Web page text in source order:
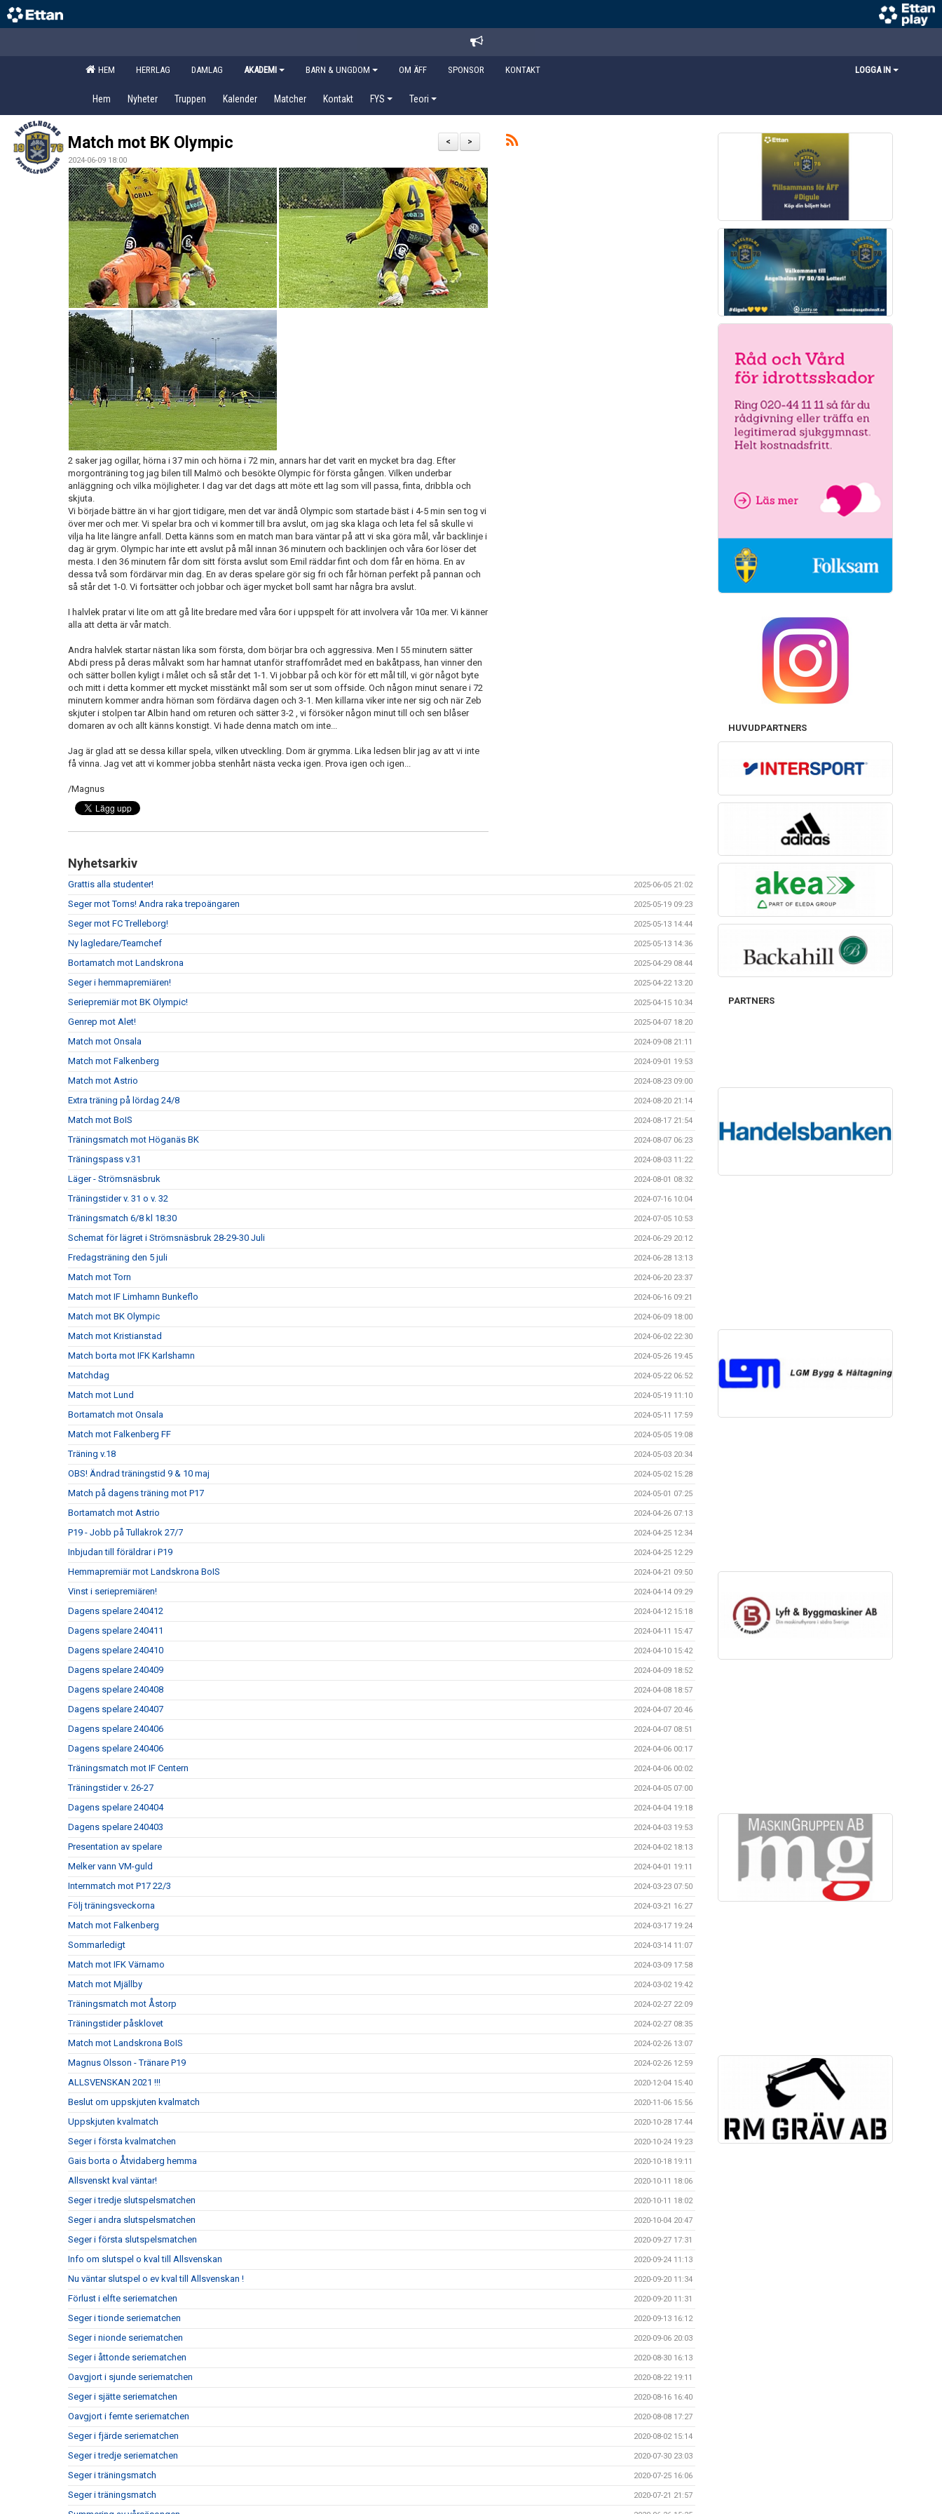
HEM HERRLAG DAMLAG AKADEMI BARN & UNGDOM OM ÄFF SPONSOR KONTAKT LOGGA IN
Hem Nyheter Truppen Kalender Matcher Kontakt FYS Teori
>
<
Match mot BK Olympic
2024-06-09 18:00
2 saker jag ogillar, hörna i 37 min och hörna i 72 min, annars har det varit en mycket bra dag. Efter
morgonträning tog jag bilen till Malmö och besökte Olympic för första gången. Vilken underbar
anläggning och vilka möjligheter. I dag var det dags att möte ett lag som vill passa, finta, dribbla och
skjuta.
Vi började bättre än vi har gjort tidigare, men det var ändå Olympic som startade bäst i 4-5 min sen tog vi
över mer och mer. Vi spelar bra och vi kommer till bra avslut, om jag ska klaga och leta fel så skulle vi
vilja ha lite längre anfall. Detta känns som en match man bara väntar på att vi ska göra mål, vår backlinje i
dag är grym. Olympic har inte ett avslut på mål innan 36 minutern och backlinjen och våra 6or löser det
mesta. I den 36 minutern får dom sitt första avslut som Emil räddar fint och dom får en hörna. En av
dessa två som fördärvar min dag. En av deras spelare gör sig fri och får hörnan perfekt på pannan och
så står det 1-0. Vi fortsätter och jobbar och äger mycket boll samt har några bra avslut.
I halvlek pratar vi lite om att gå lite bredare med våra 6or i uppspelt för att involvera vår 10a mer. Vi känner
alla att detta är vår match.
Andra halvlek startar nästan lika som första, dom börjar bra och aggressiva. Men I 55 minutern sätter
Abdi press på deras målvakt som har hamnat utanför straffområdet med en bakåtpass, han vinner den
och sätter bollen kyligt i målet och så står det 1-1. Vi jobbar på och kör för ett mål till, vi gör något byte
och mitt i detta kommer ett mycket misstänkt mål som ser ut som offside. Och någon minut senare i 72
minutern kommer andra hörnan som fördärva dagen och 3-1. Men killarna viker inte ner sig och när Zeb
skjuter i stolpen tar Albin hand om returen och sätter 3-2 , vi försöker någon minut till och sen blåser
domaren av och allt känns konstigt. Vi hade denna match om inte...
Jag är glad att se dessa killar spela, vilken utveckling. Dom är grymma. Lika ledsen blir jag av att vi inte
få vinna. Jag vet att vi kommer jobba stenhårt nästa vecka igen. Prova igen och igen...
/Magnus
Nyhetsarkiv
Grattis alla studenter! 2025-06-05 21:02
Seger mot Torns! Andra raka trepoängaren 2025-05-19 09:23
Seger mot FC Trelleborg! 2025-05-13 14:44
Ny lagledare/Teamchef 2025-05-13 14:36
Bortamatch mot Landskrona 2025-04-29 08:44
Seger i hemmapremiären! 2025-04-22 13:20
Seriepremiär mot BK Olympic! 2025-04-15 10:34
Genrep mot Alet! 2025-04-07 18:20
Match mot Onsala 2024-09-08 21:11
Match mot Falkenberg 2024-09-01 19:53
Match mot Astrio 2024-08-23 09:00
Extra träning på lördag 24/8 2024-08-20 21:14
Match mot BoIS 2024-08-17 21:54
Träningsmatch mot Höganäs BK 2024-08-07 06:23
Träningspass v.31 2024-08-03 11:22
Läger - Strömsnäsbruk 2024-08-01 08:32
Träningstider v. 31 o v. 32 2024-07-16 10:04
Träningsmatch 6/8 kl 18:30 2024-07-05 10:53
Schemat för lägret i Strömsnäsbruk 28-29-30 Juli 2024-06-29 20:12
Fredagsträning den 5 juli 2024-06-28 13:13
Match mot Torn 2024-06-20 23:37
Match mot IF Limhamn Bunkeflo 2024-06-16 09:21
Match mot BK Olympic 2024-06-09 18:00
Match mot Kristianstad 2024-06-02 22:30
Match borta mot IFK Karlshamn 2024-05-26 19:45
Matchdag 2024-05-22 06:52
Match mot Lund 2024-05-19 11:10
Bortamatch mot Onsala 2024-05-11 17:59
Match mot Falkenberg FF 2024-05-05 19:08
Träning v.18 2024-05-03 20:34
OBS! Ändrad träningstid 9 & 10 maj 2024-05-02 15:28
Match på dagens träning mot P17 2024-05-01 07:25
Bortamatch mot Astrio 2024-04-26 07:13
P19 - Jobb på Tullakrok 27/7 2024-04-25 12:34
Inbjudan till föräldrar i P19 2024-04-25 12:29
Hemmapremiär mot Landskrona BoIS 2024-04-21 09:50
Vinst i seriepremiären! 2024-04-14 09:29
Dagens spelare 240412 2024-04-12 15:18
Dagens spelare 240411 2024-04-11 15:47
Dagens spelare 240410 2024-04-10 15:42
Dagens spelare 240409 2024-04-09 18:52
Dagens spelare 240408 2024-04-08 18:57
Dagens spelare 240407 2024-04-07 20:46
Dagens spelare 240406 2024-04-07 08:51
Dagens spelare 240406 2024-04-06 00:17
Träningsmatch mot IF Centern 2024-04-06 00:02
Träningstider v. 26-27 2024-04-05 07:00
Dagens spelare 240404 2024-04-04 19:18
Dagens spelare 240403 2024-04-03 19:53
Presentation av spelare 2024-04-02 18:13
Melker vann VM-guld 2024-04-01 19:11
Internmatch mot P17 22/3 2024-03-23 07:50
Följ träningsveckorna 2024-03-21 16:27
Match mot Falkenberg 2024-03-17 19:24
Sommarledigt 2024-03-14 11:07
Match mot IFK Värnamo 2024-03-09 17:58
Match mot Mjällby 2024-03-02 19:42
Träningsmatch mot Åstorp 2024-02-27 22:09
Träningstider påsklovet 2024-02-27 08:35
Match mot Landskrona BoIS 2024-02-26 13:07
Magnus Olsson - Tränare P19 2024-02-26 12:59
ALLSVENSKAN 2021 !!! 2020-12-04 15:40
Beslut om uppskjuten kvalmatch 2020-11-06 15:56
Uppskjuten kvalmatch 2020-10-28 17:44
Seger i första kvalmatchen 2020-10-24 19:23
Gais borta o Åtvidaberg hemma 2020-10-18 19:11
Allsvenskt kval väntar! 2020-10-11 18:06
Seger i tredje slutspelsmatchen 2020-10-11 18:02
Seger i andra slutspelsmatchen 2020-10-04 20:47
Seger i första slutspelsmatchen 2020-09-27 17:31
Info om slutspel o kval till Allsvenskan 2020-09-24 11:13
Nu väntar slutspel o ev kval till Allsvenskan ! 2020-09-20 11:34
Förlust i elfte seriematchen 2020-09-20 11:31
Seger i tionde seriematchen 2020-09-13 16:12
Seger i nionde seriematchen 2020-09-06 20:03
Seger i åttonde seriematchen 2020-08-30 16:13
Oavgjort i sjunde seriematchen 2020-08-22 19:11
Seger i sjätte seriematchen 2020-08-16 16:40
Oavgjort i femte seriematchen 2020-08-08 17:27
Seger i fjärde seriematchen 2020-08-02 15:14
Seger i tredje seriematchen 2020-07-30 23:03
Seger i träningsmatch 2020-07-25 16:06
Seger i träningsmatch 2020-07-21 21:57
HUVUDPARTNERS
PARTNERS